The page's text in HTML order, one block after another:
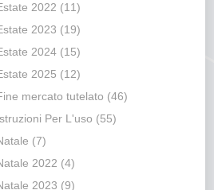
2022 (11)
2023 (19)
2024(15)
2025 (12)
mercato tutelato (46)
Per L'uso (55)
(7)
2022 (4)
2023 (9)